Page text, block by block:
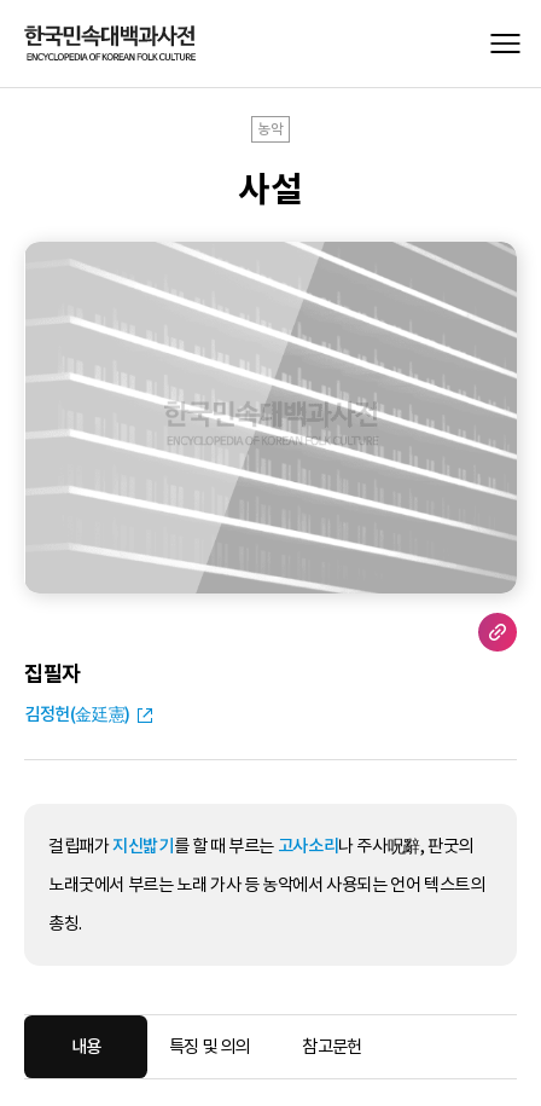
농악
사설
집필자
김정헌(金廷憲)
걸립패가지신밟기 를 할 때 부르는 고사소리 나 주사呪辭, 판굿의
노래굿에서 부르는 노래 가사 등 농악에서 사용되는 언어 텍스트의
총칭.
내용 특징 및 의의 참고문헌